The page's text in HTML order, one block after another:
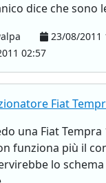
dice che sono
23/08/2011
02:57
Fiat
una Fiat Tempra
funziona più il
lo